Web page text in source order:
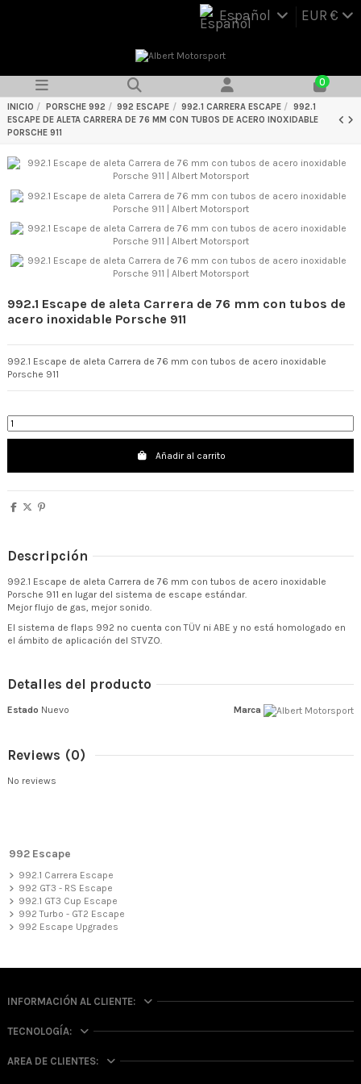
Español EUR €
0
INICIO PORSCHE 992 992 ESCAPE 992.1 CARRERA ESCAPE
992.1
ESCAPE DE ALETA CARRERA DE 76 MM CON TUBOS DE ACERO INOXIDABLE
PORSCHE 911
992.1 Escape de aleta Carrera de 76 mm con tubos de
acero inoxidable Porsche 911
992.1 Escape de aleta Carrera de 76 mm con tubos de acero inoxidable
Porsche 911
Añadir al carrito
Descripción
992.1 Escape de aleta Carrera de 76 mm con tubos de acero inoxidable
Porsche 911 en lugar del sistema de escape estándar.
Mejor flujo de gas, mejor sonido.
El sistema de flaps 992 no cuenta con TÜV ni ABE y no está homologado en
el ámbito de aplicación del STVZO.
Detalles del producto
Marca
Estado Nuevo
Reviews (0)
No reviews
992 Escape
992.1 Carrera Escape
992 GT3 - RS Escape
992.1 GT3 Cup Escape
992 Turbo - GT2 Escape
992 Escape Upgrades
INFORMACIÓN AL CLIENTE:
TECNOLOGÍA:
AREA DE CLIENTES: